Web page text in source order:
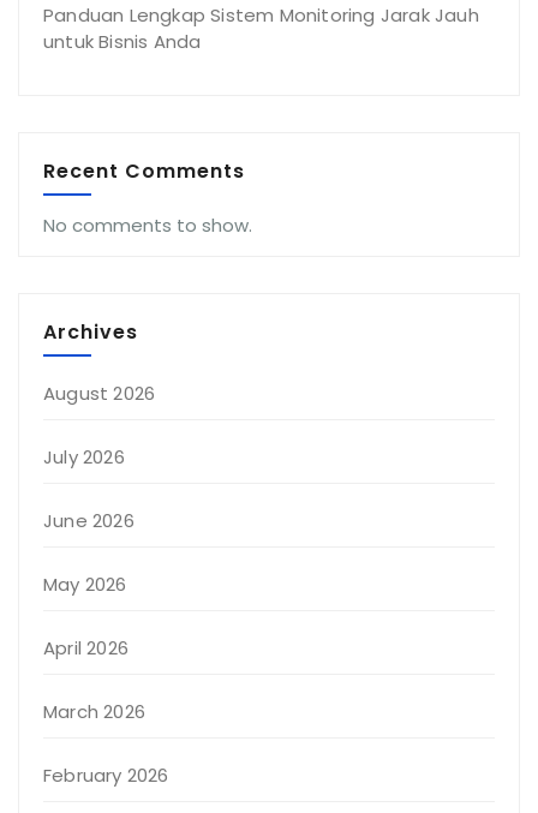
Panduan Lengkap Sistem Monitoring Jarak Jauh
untuk Bisnis Anda
Recent Comments
No comments to show.
Archives
August 2026
July 2026
June 2026
May 2026
April 2026
March 2026
February 2026